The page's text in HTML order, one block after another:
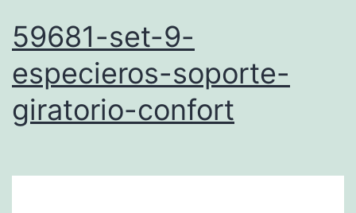
59681-set-9-
especieros-soporte-
giratorio-confort